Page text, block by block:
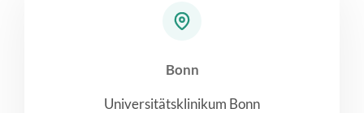
Bonn
Universitätsklinikum Bonn